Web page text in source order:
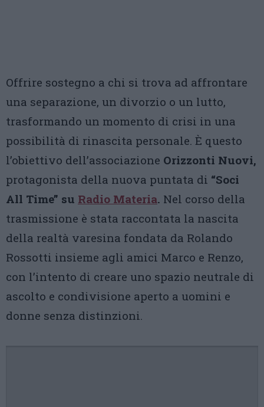
Offrire sostegno a chi si trova ad affrontare
una separazione, un divorzio o un lutto,
trasformando un momento di crisi in una
possibilità di rinascita personale. È questo
l’obiettivo dell’associazione Orizzonti Nuovi,
protagonista della nuova puntata di “Soci
All Time” su Radio Materia. Nel corso della
trasmissione è stata raccontata la nascita
della realtà varesina fondata da Rolando
Rossotti insieme agli amici Marco e Renzo,
con l’intento di creare uno spazio neutrale di
ascolto e condivisione aperto a uomini e
donne senza distinzioni.